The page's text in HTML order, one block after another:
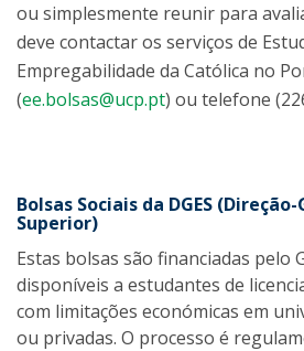
ou simplesmente reunir para
deve contactar os serviços de
Empregabilidade da Católica no
(ee.bolsas@ucp.pt) ou telefone
Bolsas Sociais da DGES
Superior)
Estas bolsas são financiadas pelo
disponíveis a estudantes de
com limitações económicas em
ou privadas. O processo é